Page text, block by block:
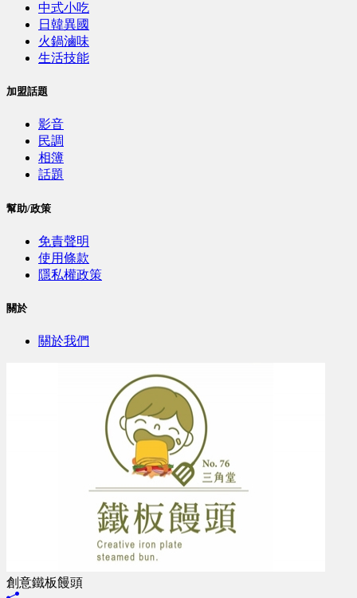
中式小吃
日韓異國
火鍋滷味
生活技能
加盟話題
影音
民調
相簿
話題
幫助/政策
免責聲明
使用條款
隱私權政策
關於
關於我們
創意鐵板饅頭